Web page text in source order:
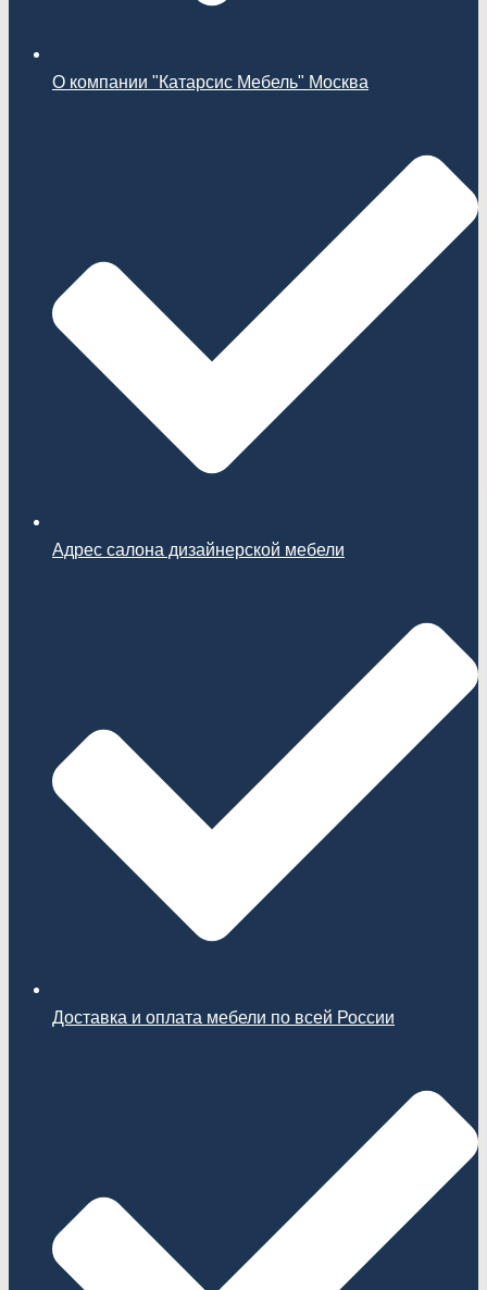
О компании "Катарсис Мебель" Москва
Адрес салона дизайнерской мебели
Доставка и оплата мебели по всей России